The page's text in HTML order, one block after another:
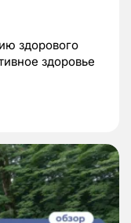
здорового
здоровье